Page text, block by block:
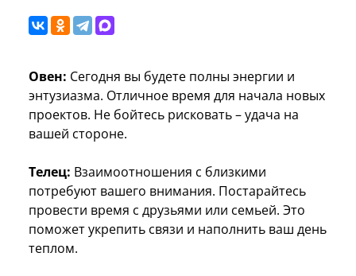
Овен: Сегодня вы будете полны энергии и
энтузиазма. Отличное время для начала новых
проектов. Не бойтесь рисковать – удача на
вашей стороне.
Телец: Взаимоотношения с близкими
потребуют вашего внимания. Постарайтесь
провести время с друзьями или семьей. Это
поможет укрепить связи и наполнить ваш день
теплом.